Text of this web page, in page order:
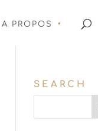
A PROPOS
SEARCH